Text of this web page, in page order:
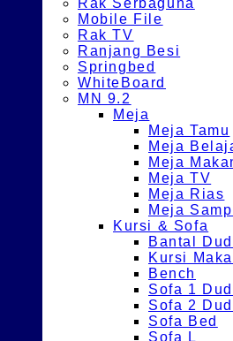
Rak Serbaguna
Mobile File
Rak TV
Ranjang Besi
Springbed
WhiteBoard
MN 9.2
Meja
Meja Tamu
Meja
Meja
Meja TV
Meja Rias
Meja
Kursi & Sofa
Bantal
Kursi
Bench
Sofa 1
Sofa 2
Sofa Bed
Sofa L